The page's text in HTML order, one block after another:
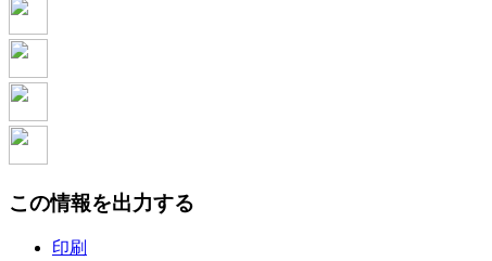
この情報を出力する
印刷